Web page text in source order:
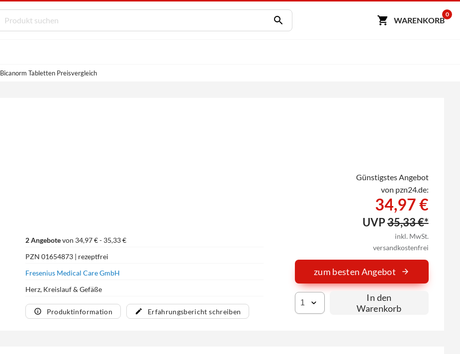
WARENKORB
0
Bicanorm Tabletten Preisvergleich
2 Angebotevon 34,97 € - 35,33 €
PZN 01654873 | rezeptfrei
Fresenius Medical Care GmbH
Herz, Kreislauf & Gefäße
Produktinformation Erfahrungsbericht schreiben
Günstigstes Angebot
von pzn24.de:
34,97 €
UVP35,33 €*
inkl. MwSt.
versandkostenfrei
zum besten Angebot
In den
Warenkorb